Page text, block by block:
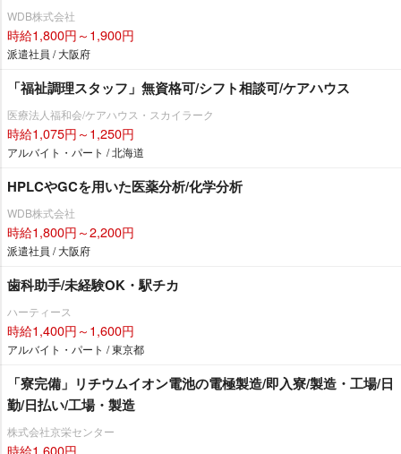
WDB株式会社
時給1,800円～1,900円
派遣社員 / 大阪府
「福祉調理スタッフ」無資格可/シフト相談可/ケアハウス
医療法人福和会/ケアハウス・スカイラーク
時給1,075円～1,250円
アルバイト・パート / 北海道
HPLCやGCを用いた医薬分析/化学分析
WDB株式会社
時給1,800円～2,200円
派遣社員 / 大阪府
歯科助手/未経験OK・駅チカ
ハーティース
時給1,400円～1,600円
アルバイト・パート / 東京都
「寮完備」リチウムイオン電池の電極製造/即入寮/製造・工場/日
勤/日払い/工場・製造
株式会社京栄センター
時給1,600円